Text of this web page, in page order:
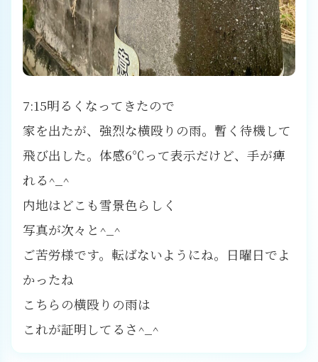
7:15明るくなってきたので
家を出たが、強烈な横殴りの雨。暫く待機して
飛び出した。体感6℃って表示だけど、手が痺
れる^_^
内地はどこも雪景色らしく
写真が次々と^_^
ご苦労様です。転ばないようにね。日曜日でよ
かったね
こちらの横殴りの雨は
これが証明してるさ^_^